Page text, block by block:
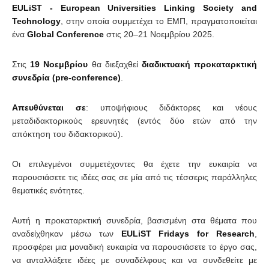
EULiST - European Universities Linking Society and
Technology , στην οποία συμμετέχει το ΕΜΠ, πραγματοποιείται
ένα Global Conference στις 20–21 Νοεμβρίου 2025.
Στις 19 Νοεμβρίου θα διεξαχθεί διαδικτυακή προκαταρκτική
συνεδρία (pre-conference)
Απευθύνεται σε: υποψήφιους διδάκτορες και νέους
μεταδιδακτορικούς ερευνητές (εντός δύο ετών από την
απόκτηση του διδακτορικού).
Οι επιλεγμένοι συμμετέχοντες θα έχετε την ευκαιρία να
παρουσιάσετε τις ιδέες σας σε μία από τις τέσσερις παράλληλες
θεματικές ενότητες.
Αυτή η προκαταρκτική συνεδρία, βασισμένη στα θέματα που
αναδείχθηκαν μέσω των EULiSTFridays forResearch
προσφέρει μια μοναδική ευκαιρία να παρουσιάσετε το έργο σας,
να ανταλλάξετε ιδέες με συναδέλφους και να συνδεθείτε με